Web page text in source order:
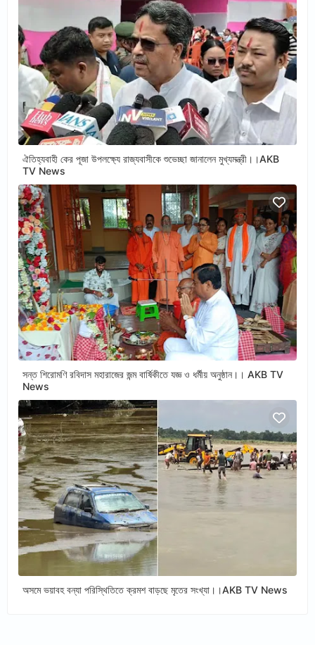
ঐতিহ্যবাহী কের পূজা উপলক্ষ্যে রাজ্যবাসীকে শুভেচ্ছা জানালেন মুখ্যমন্ত্রী।।AKB
TV News
সন্ত শিরোমণি রবিদাস মহারাজের জন্ম বার্ষিকীতে যজ্ঞ ও ধর্মীয় অনুষ্ঠান।। AKB TV
News
অসমে ভয়াবহ বন্যা পরিস্থিতিতে ক্রমশ বাড়ছে মৃতের সংখ্যা।।AKB TV News